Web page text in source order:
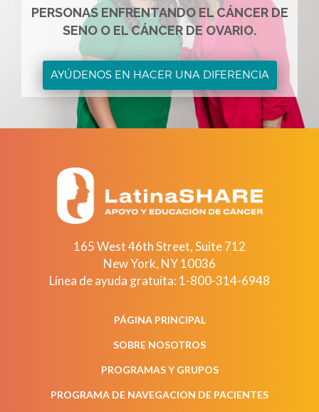
PERSONAS ENFRENTANDO EL CÁNCER DE
SENO O EL CÁNCER DE OVARIO.
AYÚDENOS EN HACER UNA DIFERENCIA
165 West 46th Street, Suite 712
New York, NY10036
Línea de ayuda gratuita: 1-800-314-6948
PÁGINA PRINCIPAL
SOBRE NOSOTROS
PROGRAMAS Y GRUPOS
PROGRAMA DE NAVEGACION DE PACIENTES